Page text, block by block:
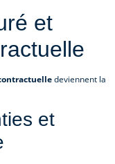
et
deviennent la
et